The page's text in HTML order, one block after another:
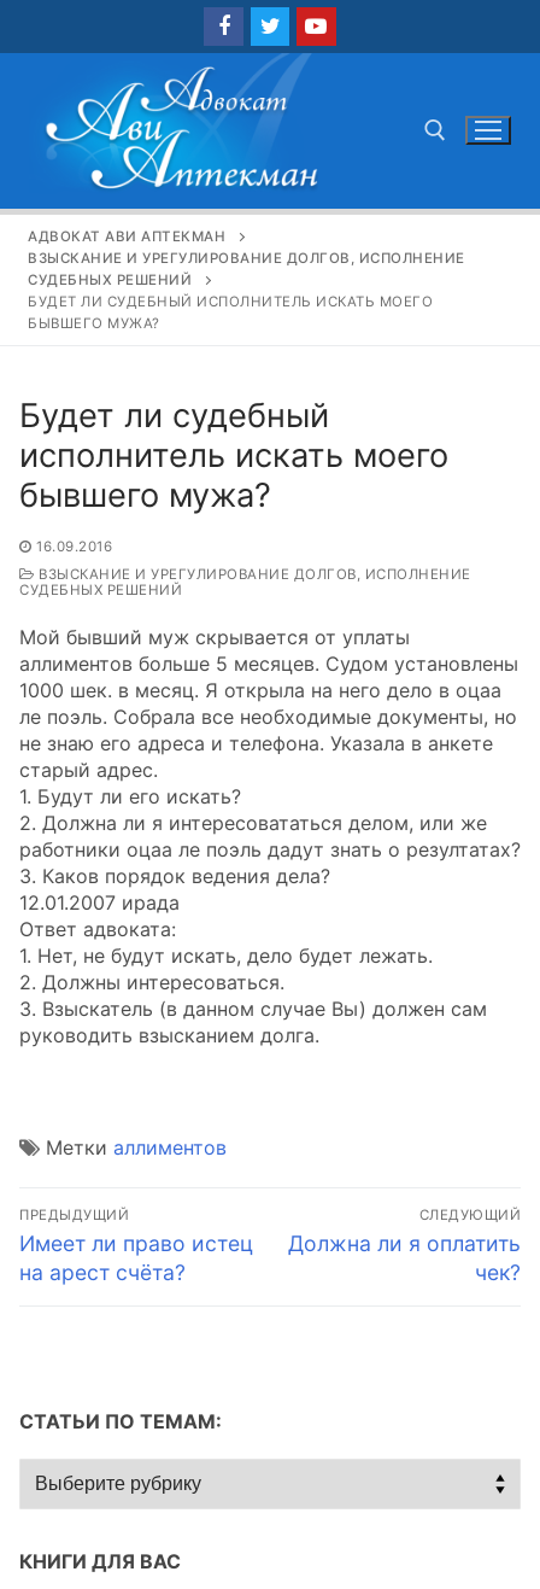
Найти:
АДВОКАТ АВИ АПТЕКМАН
ВЗЫСКАНИЕ И УРЕГУЛИРОВАНИЕ ДОЛГОВ, ИСПОЛНЕНИЕ
СУДЕБНЫХ РЕШЕНИЙ
БУДЕТ ЛИ СУДЕБНЫЙ ИСПОЛНИТЕЛЬ ИСКАТЬ МОЕГО
БЫВШЕГО МУЖА?
Будет ли судебный
исполнитель искать моего
бывшего мужа?
16.09.2016
ВЗЫСКАНИЕ И УРЕГУЛИРОВАНИЕ ДОЛГОВ, ИСПОЛНЕНИЕ
СУДЕБНЫХ РЕШЕНИЙ
Мой бывший муж скрывается от уплаты
аллиментов больше 5 месяцев. Судом установлены
1000 шек. в месяц. Я открыла на него дело в оцаа
ле поэль. Собрала все необходимые документы, но
не знаю его адреса и телефона. Указала в анкете
старый адрес.
1. Будут ли его искать?
2. Должна ли я интересовататься делом, или же
работники оцаа ле поэль дадут знать о резултатах?
3. Каков порядок ведения дела?
12.01.2007 ирада
Ответ адвоката:
1. Нет, не будут искать, дело будет лежать.
2. Должны интересоваться.
3. Взыскатель (в данном случае Вы) должен сам
руководить взысканием долга.
Метки аллиментов
Навигация
по
записям
ПРЕДЫДУЩИЙ
Предыдущая
запись:
Имеет ли право истец
на арест счёта?
СЛЕДУЮЩИЙ
Следующая
Должна ли я оплатить
чек?
СТАТЬИ ПО ТЕМАМ:
Статьи
по
КНИГИ ДЛЯ ВАС